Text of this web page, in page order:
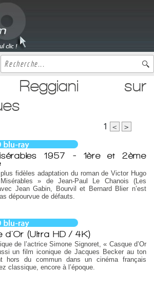
Reggiani sur
1 < >
1957 - 1ère et 2ème
plus fidèles adaptation du roman de Victor Hugo
» de Jean-Paul Le Chanois (Les
Jean Gabin, Bourvil et Bernard Blier n’est
dépourvue de défauts.
d'Or (Ultra HD / 4K)
de l’actrice Simone Signoret, « Casque d’Or
un film iconique de Jacques Becker au ton
hors du commun dans un cinéma français
classique, encore à l’époque.